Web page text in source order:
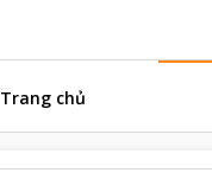
Trang chủ